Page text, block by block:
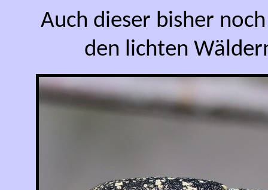
Auch dieser bisher
den lichten